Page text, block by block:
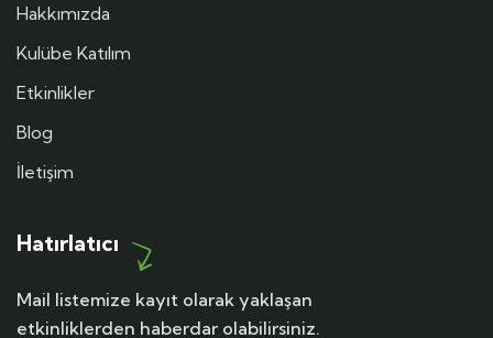
Hakkımızda
Kulübe Katılım
Etkinlikler
Blog
İletişim
Hatırlatıcı
Mail listemize kayıt olarak yaklaşan
etkinliklerden haberdar olabilirsiniz.